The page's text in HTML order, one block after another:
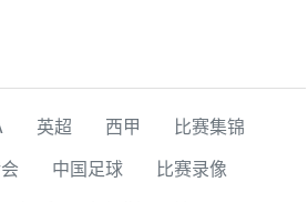
英超 西甲
比赛集锦
中国足球
比赛录像